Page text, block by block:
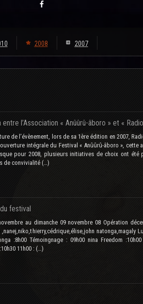
2008 2007
l’Association « Anûûrû-âboro » et «
de l’évènement, lors de sa 1ère édition en 2007,
intégrale du Festival « Anûûrû-âboro », cette
pour 2008, plusieurs initiatives de choix ont été
de convivialité (…)
festival
au dimanche 09 novembre 08 Opération
natonga,magaly
:8h00 Témoingnage : 09h00 nina Freedom
11h00 : (…)